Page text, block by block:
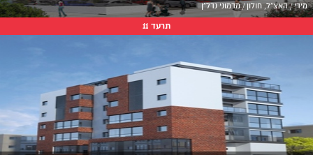
מידי / האצ"ל, חולון / מדמוני נדל"ן
תרעד 11